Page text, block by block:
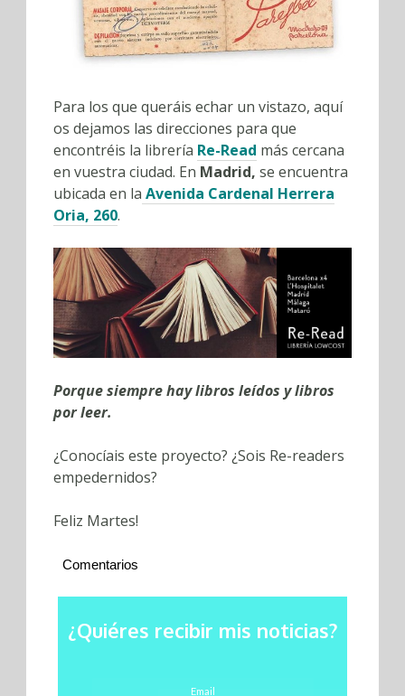
Para los que queráis echar un vistazo, aquí
os dejamos las direcciones para que
encontréis la librería Re-Read más cercana
en vuestra ciudad. En Madrid, se encuentra
ubicada en la Avenida Cardenal Herrera
Oria, 260.
Porque siempre hay libros leídos y libros
por leer.
¿Conocíais este proyecto? ¿Sois Re-readers
empedernidos?
Feliz Martes!
Comentarios
¿Quiéres recibir mis noticias?